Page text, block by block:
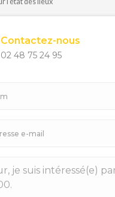
Contactez-nous
02 48 75 24 95